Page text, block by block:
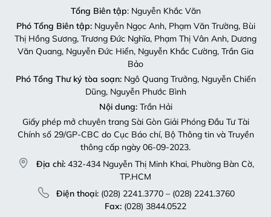
Tổng Biên tập: Nguyễn Khắc Văn
Phó Tổng Biên tập:Nguyễn Ngọc Anh, Phạm Văn Trường, Bùi
Thị Hồng Sương, Trương Đức Nghĩa, Phạm Thị Vân Anh, Dương
Văn Quang, Nguyễn Đức Hiển, Nguyễn Khắc Cường, Trần Gia
Bảo
Phó Tổng Thư ký tòa soạn:Ngô Quang Trưởng, Nguyễn Chiến
Dũng, Nguyễn Phước Bình
Nội dung:Trần Hải
Giấy phép mở chuyên trang Sài Gòn Giải Phóng Đầu Tư Tài
Chính số 29/GP-CBC do Cục Báo chí, Bộ Thông tin và Truyền
thông cấp ngày 06-09-2023.
Địa chỉ: 432-434 Nguyễn Thị Minh Khai, Phường Bàn Cờ,
TP.HCM
Điện thoại:(028) 2241.3770 – (028) 2241.3760
Fax:(028) 3844.0522